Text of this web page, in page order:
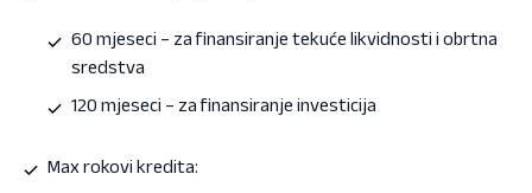
60 mjeseci – za finansiranje tekuće likvidnosti i obrtna
sredstva
120 mjeseci – za finansiranje investicija
Max rokovi kredita: